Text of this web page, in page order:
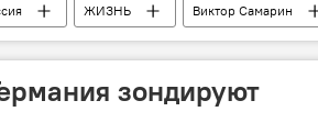
ЖИЗНЬ
Виктор Самарин
зондируют